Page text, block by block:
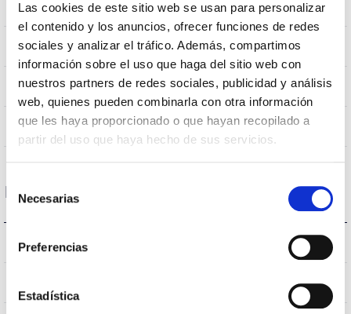
Las cookies de este sitio web se usan para personalizar
el contenido y los anuncios, ofrecer funciones de redes
sociales y analizar el tráfico. Además, compartimos
información sobre el uso que haga del sitio web con
nuestros partners de redes sociales, publicidad y análisis
web, quienes pueden combinarla con otra información
que les haya proporcionado o que hayan recopilado a
partir del uso que haya hecho de sus servicios.
de
consentimiento
Necesarias
Preferencias
Estadística
Peso 10Kg
Dimensiones Ø600x655mm
Posición de montaje Montaje en Brazo
Empalmable No
Datos ópticos
Temperatura de color 4.000K